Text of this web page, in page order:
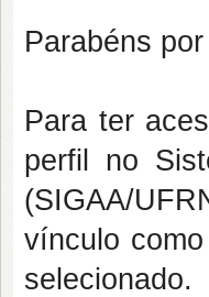
Parabéns
Para ter
perfil no
(SIGAA/
vínculo
selecionado.